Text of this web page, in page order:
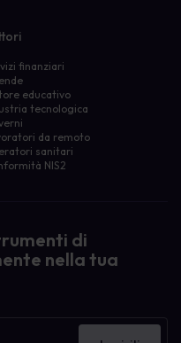
finanziari
educativo
tecnologica
da remoto
sanitari
NIS2
di
nella tua